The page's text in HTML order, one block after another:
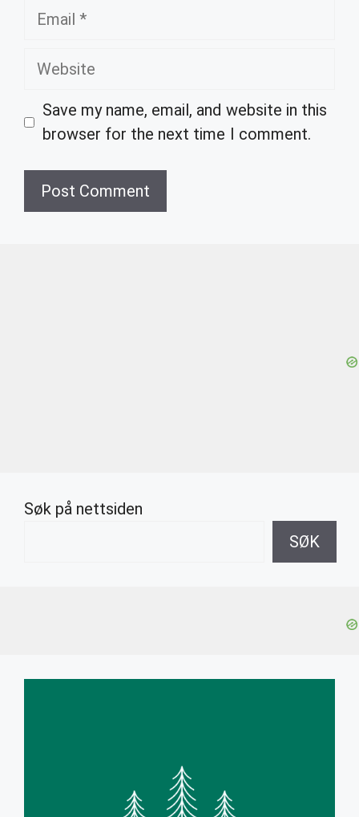
Email
Website
Save my name, email, and website in this
browser for the next time I comment.
Søk på nettsiden
SØK